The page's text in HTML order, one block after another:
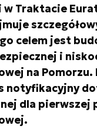
Traktacie
celem jest
i
na Pomorzu.
notyfikacyjny
dla pierwszej